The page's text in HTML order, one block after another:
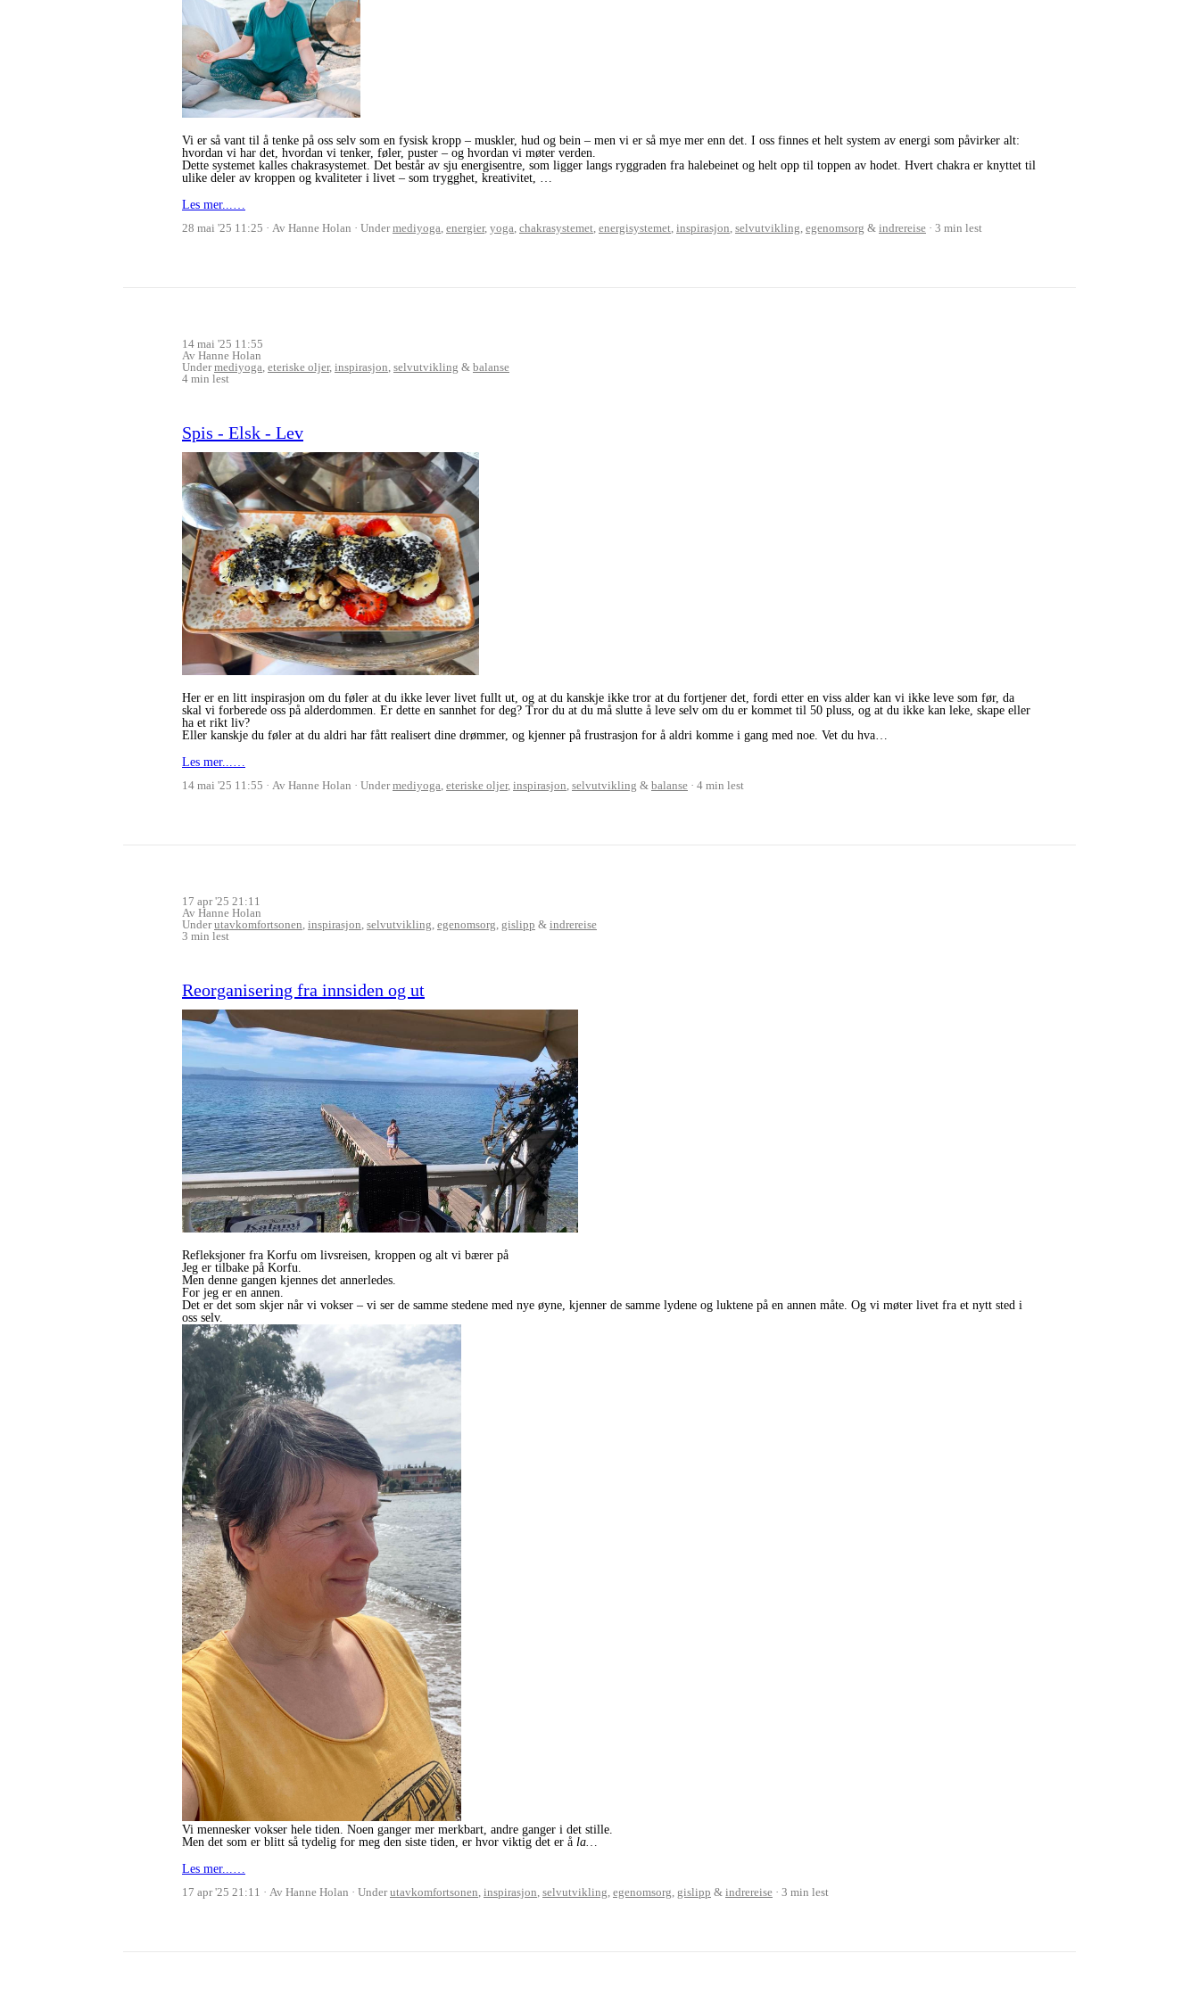
Vi er så vant til å tenke på oss selv som en fysisk kropp – muskler, hud og bein – men vi er så mye mer enn det. I oss finnes et helt system av energi som påvirker alt:
hvordan vi har det, hvordan vi tenker, føler, puster – og hvordan vi møter verden.
Dette systemet kalles chakrasystemet. Det består av sju energisentre, som ligger langs ryggraden fra halebeinet og helt opp til toppen av hodet. Hvert chakra er knyttet til
ulike deler av kroppen og kvaliteter i livet – som trygghet, kreativitet, …
Les mer...…
28 mai '25 11:25
Av Hanne Holan Undermediyoga, energier, yoga, chakrasystemet, energisystemet, inspirasjon, selvutvikling, egenomsorg & indrereise 3 min lest
14 mai '25 11:55
Av Hanne Holan
Undermediyoga, eteriske oljer, inspirasjon, selvutvikling & balanse
4 min lest
Spis - Elsk - Lev
Her er en litt inspirasjon om du føler at du ikke lever livet fullt ut, og at du kanskje ikke tror at du fortjener det, fordi etter en viss alder kan vi ikke leve som før, da
skal vi forberede oss på alderdommen. Er dette en sannhet for deg? Tror du at du må slutte å leve selv om du er kommet til 50 pluss, og at du ikke kan leke, skape eller
ha et rikt liv?
Eller kanskje du føler at du aldri har fått realisert dine drømmer, og kjenner på frustrasjon for å aldri komme i gang med noe. Vet du hva…
Les mer...…
14 mai '25 11:55
Av Hanne Holan Undermediyoga eteriske oljer, inspirasjon selvutvikling & balanse 4 min lest
17 apr '25 21:11
Av Hanne Holan
Underutavkomfortsonen inspirasjon selvutvikling egenomsorg gislipp & indrereise
3 min lest
Reorganisering fra innsiden og ut
Refleksjoner fra Korfu om livsreisen, kroppen og alt vi bærer på
Jeg er tilbake på Korfu.
Men denne gangen kjennes det annerledes.
For jeg er en annen.
Det er det som skjer når vi vokser – vi ser de samme stedene med nye øyne, kjenner de samme lydene og luktene på en annen måte. Og vi møter livet fra et nytt sted i
oss selv.
Vi mennesker vokser hele tiden. Noen ganger mer merkbart, andre ganger i det stille.
Men det som er blitt så tydelig for meg den siste tiden, er hvor viktig det er å la…
Les mer...…
17 apr '25 21:11
Av Hanne Holan Underutavkomfortsonen inspirasjon selvutvikling egenomsorg gislipp & indrereise 3 min lest